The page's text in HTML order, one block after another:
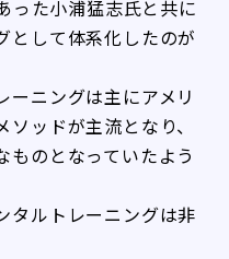
った小浦猛志氏と共に
として体系化したのが
ーニングは主にアメリ
ッドが主流となり、
ものとなっていたよう
タルトレーニングは非